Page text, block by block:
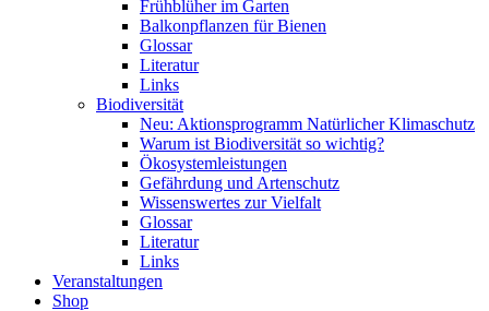
Frühblüher im Garten
Balkonpflanzen für Bienen
Glossar
Literatur
Links
Biodiversität
Neu: Aktionsprogramm Natürlicher Klimaschutz
Warum ist Biodiversität so wichtig?
Ökosystemleistungen
Gefährdung und Artenschutz
Wissenswertes zur Vielfalt
Glossar
Literatur
Links
Veranstaltungen
Shop